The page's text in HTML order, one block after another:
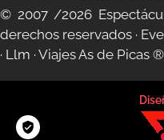
© 2007 /2026
derechos reservados ·
· Llm · Viajes As de Picas ®